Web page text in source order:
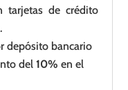
tarjetas de crédito
.
depósito bancario
del10% en el